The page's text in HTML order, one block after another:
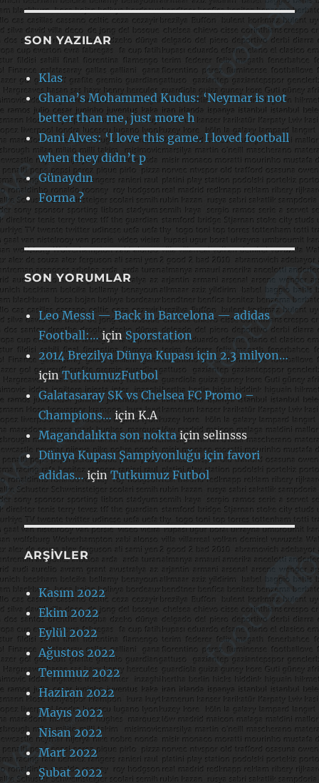
SON YAZILAR
Klas
Ghana’s Mohammed Kudus: ‘Neymar is not
better than me, just more h
Dani Alves: ‘I love this game. I loved football
when they didn’t p
Günaydın
Forma ?
SON YORUMLAR
Leo Messi — Back in Barcelona — adidas
Football:… içinSporstation
2014 Brezilya Dünya Kupası için 2.3 milyon…
içinTutkumuzFutbol
Galatasaray SK vs Chelsea FC Promo –
Champions… içinK.A
Magandalıkta son noktaiçin selinsss
Dünya Kupası Şampiyonluğu için favori
adidas… içinTutkumuz Futbol
ARŞIVLER
Kasım 2022
Ekim 2022
Eylül 2022
Ağustos 2022
Temmuz 2022
Haziran 2022
Mayıs 2022
Nisan 2022
Mart 2022
Şubat 2022